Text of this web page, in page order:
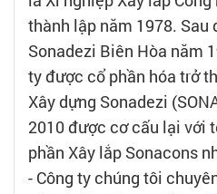
thành lập năm 1978. Sau
Sonadezi Biên Hòa năm
ty được cổ phần hóa trở
Xây dựng Sonadezi
2010 được cơ cấu lại với
phần Xây lắp Sonacons
- Công ty chúng tôi